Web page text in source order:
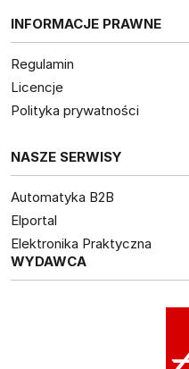
INFORMACJE PRAWNE
Regulamin
Licencje
Polityka prywatności
NASZE SERWISY
Automatyka B2B
Elportal
Elektronika Praktyczna
WYDAWCA